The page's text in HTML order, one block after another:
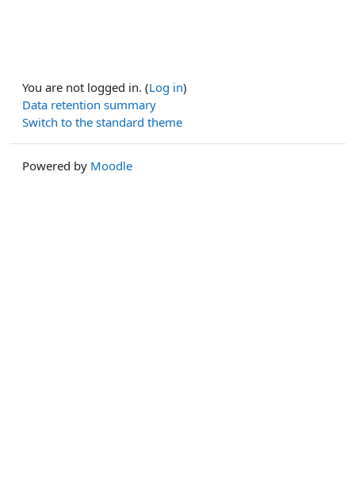
You are not logged in. (Log in)
Data retention summary
Switch to the standard theme
Powered by Moodle